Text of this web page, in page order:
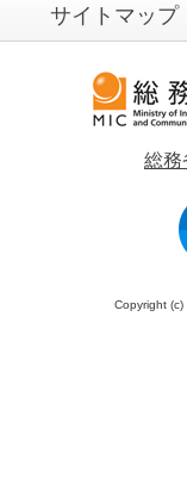
サイトマップ
総務
Copyright (c)